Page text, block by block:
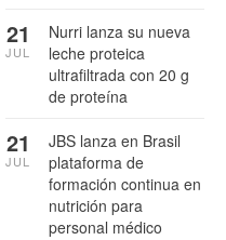
Nurri lanza su nueva
leche proteica
ultrafiltrada con 20 g
de proteína
21
JUL
JBS lanza en Brasil
plataforma de
formación continua en
nutrición para
personal médico
21
JUL